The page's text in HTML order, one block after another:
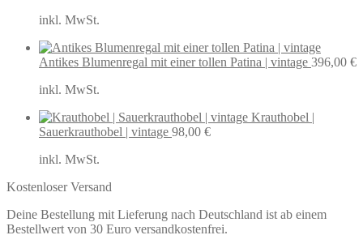
inkl. MwSt.
Antikes Blumenregal mit einer tollen Patina | vintage 396,00 €
inkl. MwSt.
Krauthobel |
Sauerkrauthobel | vintage 98,00 €
inkl. MwSt.
Kostenloser Versand
Deine Bestellung mit Lieferung nach Deutschland ist ab einem
Bestellwert von 30 Euro versandkostenfrei.